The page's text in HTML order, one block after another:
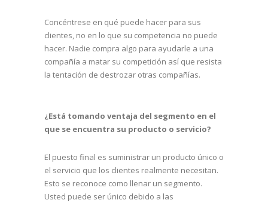
Concéntrese en qué puede hacer para sus
clientes, no en lo que su competencia no puede
hacer. Nadie compra algo para ayudarle a una
compañía a matar su competición así que resista
la tentación de destrozar otras compañías.
¿Está tomando ventaja del segmento en el
que se encuentra su producto o servicio?
El puesto final es suministrar un producto único o
el servicio que los clientes realmente necesitan.
Esto se reconoce como llenar un segmento.
Usted puede ser único debido a las